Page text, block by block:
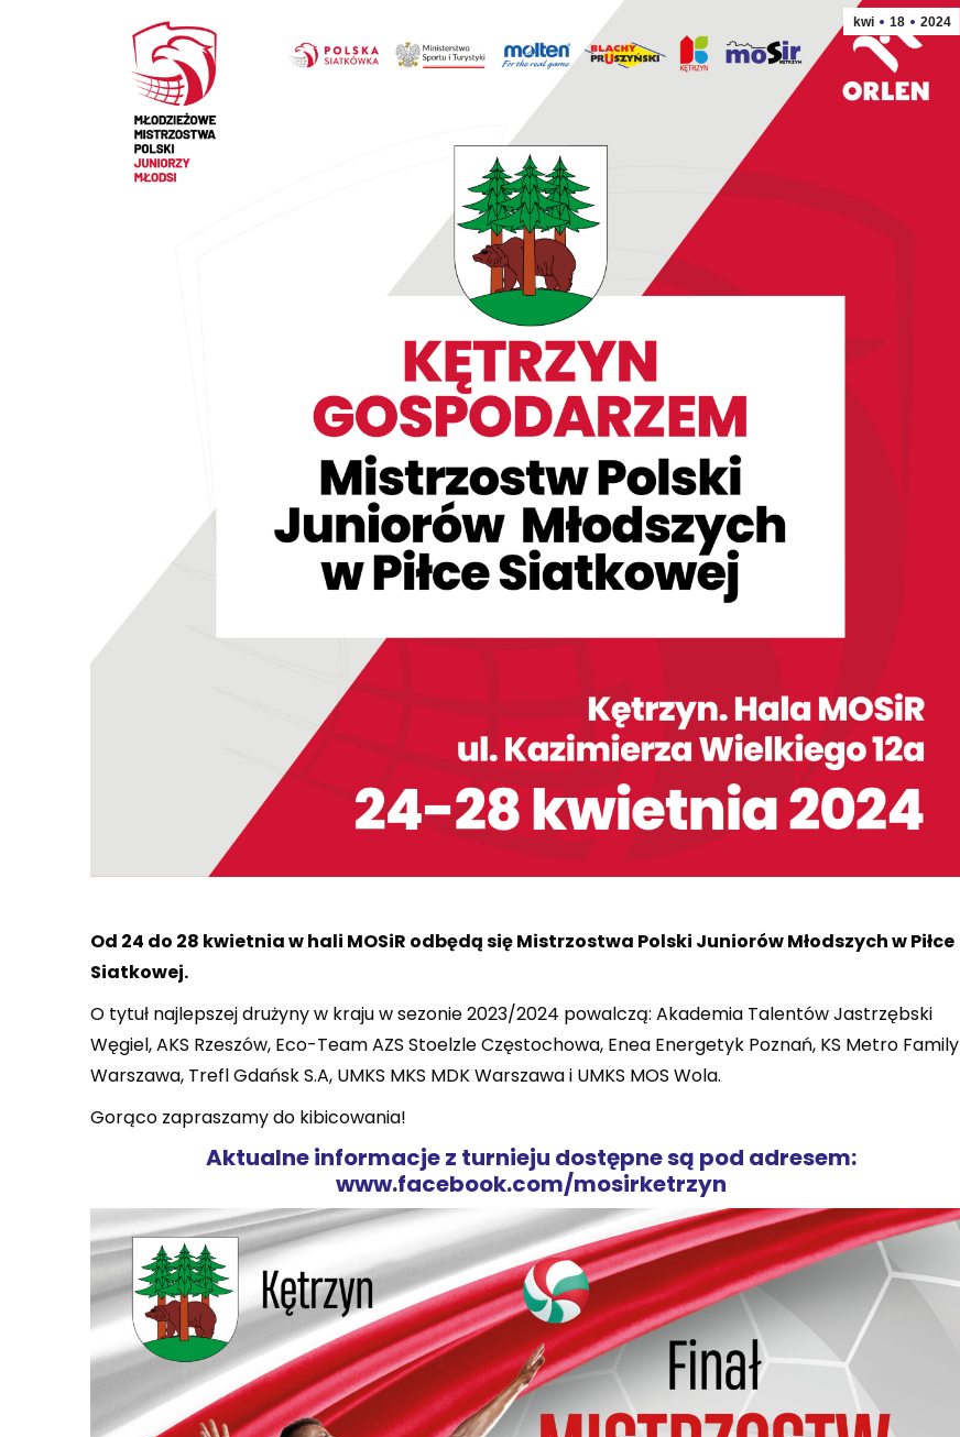
kwi 18 2024
Od 24 do 28 kwietnia w hali MOSiR odbędą się Mistrzostwa Polski Juniorów Młodszych w Piłce
Siatkowej.
O tytuł najlepszej drużyny w kraju w sezonie 2023/2024 powalczą: Akademia Talentów Jastrzębski
Węgiel, AKS Rzeszów, Eco-Team AZS Stoelzle Częstochowa, Enea Energetyk Poznań, KS Metro Family
Warszawa, Trefl Gdańsk S.A, UMKS MKS MDK Warszawa i UMKS MOS Wola.
Gorąco zapraszamy do kibicowania!
Aktualne informacje z turnieju dostępne są pod adresem:
www.facebook.com/mosirketrzyn